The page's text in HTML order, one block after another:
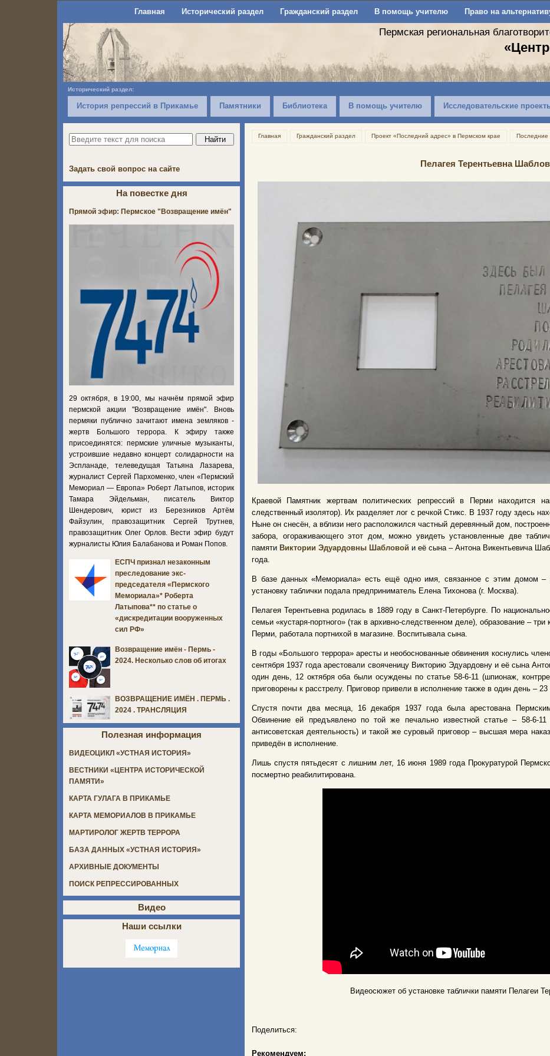
Главная Исторический раздел Гражданский раздел В помощь учителю Право на
Пермская региональная
Исторический раздел:
История репрессий в Прикамье Памятники Библиотека В помощь учителю Исследовательские
Главная Гражданский раздел Проект «Последний адрес» в Пермском крае Последние
Пелагея Терентьевна
Краевой Памятник жертвам политических репрессий в Перми
следственный изолятор). Их разделяет лог с речкой Стикс. В 1937 году здесь
Ныне он снесён, а вблизи него расположился частный деревянный дом,
забора, огораживающего этот дом, можно увидеть установленные две
памяти Виктории Эдуардовны Шабловой и её сына – Антона Викентьевича
года.
В базе данных «Мемориала» есть ещё одно имя, связанное с этим домом –
установку таблички подала предприниматель Елена Тихонова (г. Москва).
Пелагея Терентьевна родилась в 1889 году в Санкт-Петербурге. По
семьи «кустаря-портного» (так в архивно-следственном деле), образование –
Перми, работала портнихой в магазине. Воспитывала сына.
В годы «Большого террора» аресты и необоснованные обвинения коснулись
сентября 1937 года арестовали свояченицу Викторию Эдуардовну и её сына
один день, 12 октября оба были осуждены по статье 58-6-11 (шпионаж,
приговорены к расстрелу. Приговор привели в исполнение также в один день – 23
Спустя почти два месяца, 16 декабря 1937 года была арестована
Обвинение ей предъявлено по той же печально известной статье – 58-6-
антисоветская деятельность) и такой же суровый приговор – высшая мера
приведён в исполнение.
Лишь спустя пятьдесят с лишним лет, 16 июня 1989 года Прокуратурой
посмертно реабилитирована.
Видеосюжет об установке таблички памяти Пелагеи
Поделиться:
Рекомендуем:
Задать свой вопрос на сайте
На повестке дня
Прямой эфир: Пермское "Возвращение имён"
29 октября, в 19:00, мы начнём прямой эфир
пермской акции "Возвращение имён". Вновь
пермяки публично зачитают имена земляков -
жертв Большого террора. К эфиру также
присоединятся: пермские уличные музыканты,
устроившие недавно концерт солидарности на
Эспланаде, телеведущая Татьяна Лазарева,
журналист Сергей Пархоменко, член «Пермский
Мемориал — Европа» Роберт Латыпов, историк
Тамара Эйдельман, писатель Виктор
Шендерович, юрист из Березников Артём
Файзулин, правозащитник Сергей Трутнев,
правозащитник Олег Орлов. Вести эфир будут
журналисты Юлия Балабанова и Роман Попов.
ЕСПЧ признал незаконным
преследование экс-
председателя «Пермского
Мемориала»* Роберта
Латыпова** по статье о
«дискредитации вооруженных
сил РФ»
Возвращение имён - Пермь -
2024. Несколько слов об итогах
ВОЗВРАЩЕНИЕ ИМЁН . ПЕРМЬ .
2024 . ТРАНСЛЯЦИЯ
Полезная информация
ВИДЕОЦИКЛ «УСТНАЯ ИСТОРИЯ»
ВЕСТНИКИ «ЦЕНТРА ИСТОРИЧЕСКОЙ
ПАМЯТИ»
КАРТА ГУЛАГА В ПРИКАМЬЕ
КАРТА МЕМОРИАЛОВ В ПРИКАМЬЕ
МАРТИРОЛОГ ЖЕРТВ ТЕРРОРА
БАЗА ДАННЫХ «УСТНАЯ ИСТОРИЯ»
АРХИВНЫЕ ДОКУМЕНТЫ
ПОИСК РЕПРЕССИРОВАННЫХ
Видео
Наши ссылки